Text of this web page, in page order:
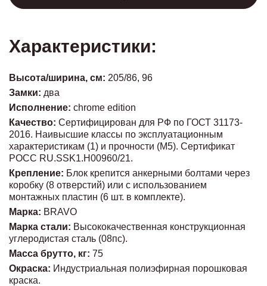
Характеристики:
Высота/ширина, см: 205/86, 96
Замки: два
Исполнение: chrome edition
Качество: Сертифицирован для РФ по ГОСТ 31173-
2016. Наивысшие классы по эксплуатационным
характеристикам (1) и прочности (М5). Сертификат
POCC RU.SSK1.H00960/21.
Крепление: Блок крепится анкерными болтами через
коробку (8 отверстий) или с использованием
монтажных пластин (6 шт. в комплекте).
Марка: BRAVO
Марка стали: Высококачественная конструкционная
углеродистая сталь (08пс).
Масса брутто, кг: 75
Окраска: Индустриальная полиэфирная порошковая
краска.